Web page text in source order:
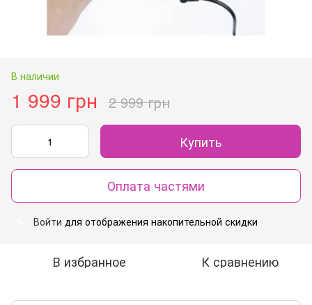
В наличии
1 999 грн 2 999 грн
Купить
Оплата частями
Войти для отображения накопительной скидки
В избранное К сравнению